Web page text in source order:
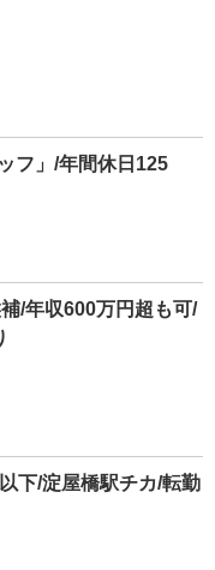
フ」/年間休日125
/年収600万円超も可/
下/淀屋橋駅チカ/転勤